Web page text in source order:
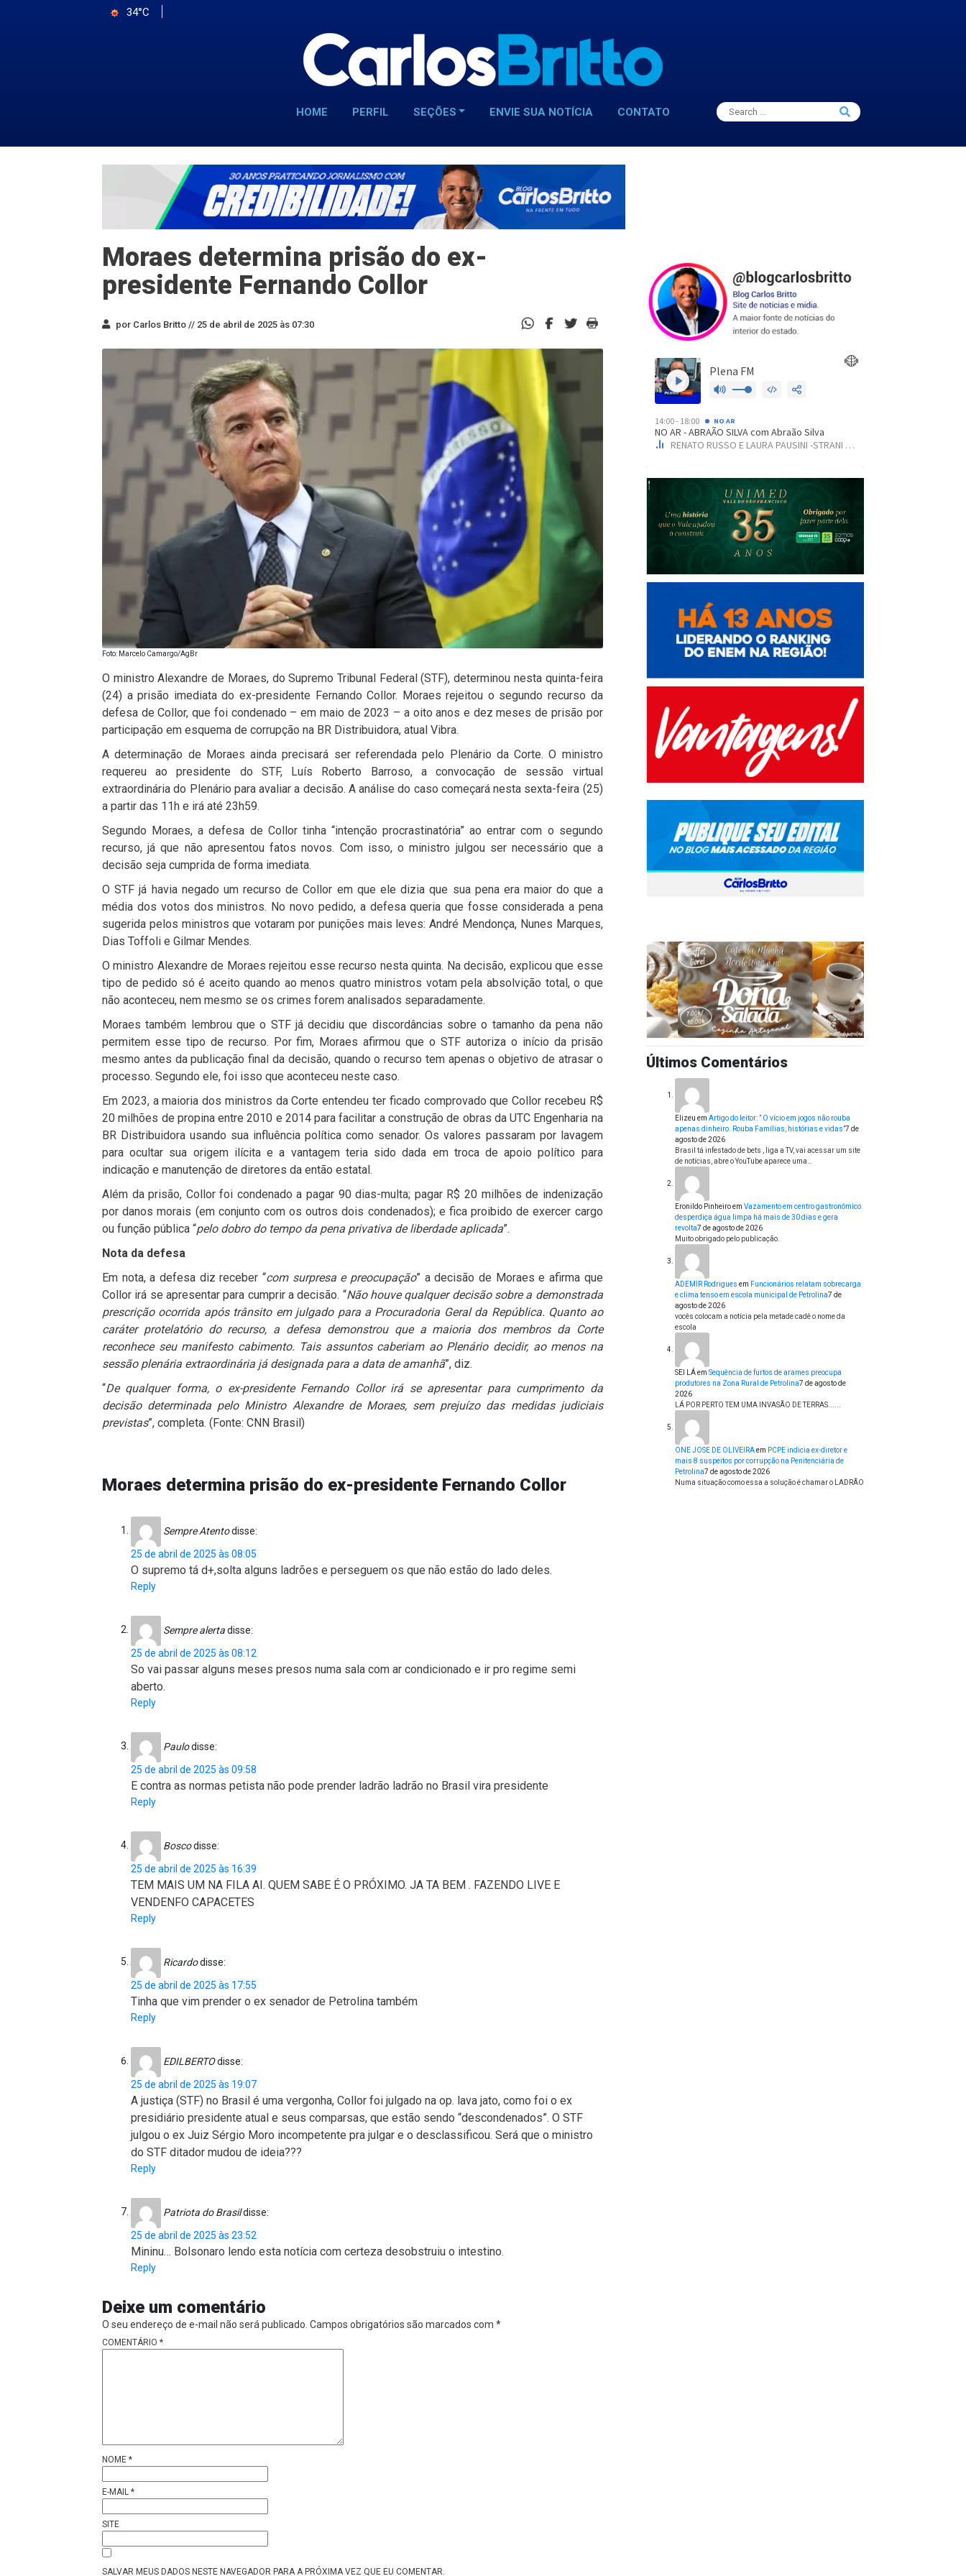
34°C
HOME PERFIL SEÇÕES ENVIE SUA NOTÍCIA CONTATO
Search
for:
Search
Moraes determina prisão do ex-
presidente Fernando Collor
por Carlos Britto // 25 de abril de 2025 às 07:30
Foto: Marcelo Camargo/AgBr
O ministro Alexandre de Moraes, do Supremo Tribunal Federal (STF), determinou nesta quinta-feira
(24) a prisão imediata do ex-presidente Fernando Collor. Moraes rejeitou o segundo recurso da
defesa de Collor, que foi condenado – em maio de 2023 – a oito anos e dez meses de prisão por
participação em esquema de corrupção na BR Distribuidora, atual Vibra.
A determinação de Moraes ainda precisará ser referendada pelo Plenário da Corte. O ministro
requereu ao presidente do STF, Luís Roberto Barroso, a convocação de sessão virtual
extraordinária do Plenário para avaliar a decisão. A análise do caso começará nesta sexta-feira (25)
a partir das 11h e irá até 23h59.
Segundo Moraes, a defesa de Collor tinha “intenção procrastinatória” ao entrar com o segundo
recurso, já que não apresentou fatos novos. Com isso, o ministro julgou ser necessário que a
decisão seja cumprida de forma imediata.
O STF já havia negado um recurso de Collor em que ele dizia que sua pena era maior do que a
média dos votos dos ministros. No novo pedido, a defesa queria que fosse considerada a pena
sugerida pelos ministros que votaram por punições mais leves: André Mendonça, Nunes Marques,
Dias Toffoli e Gilmar Mendes.
O ministro Alexandre de Moraes rejeitou esse recurso nesta quinta. Na decisão, explicou que esse
tipo de pedido só é aceito quando ao menos quatro ministros votam pela absolvição total, o que
não aconteceu, nem mesmo se os crimes forem analisados separadamente.
Moraes também lembrou que o STF já decidiu que discordâncias sobre o tamanho da pena não
permitem esse tipo de recurso. Por fim, Moraes afirmou que o STF autoriza o início da prisão
mesmo antes da publicação final da decisão, quando o recurso tem apenas o objetivo de atrasar o
processo. Segundo ele, foi isso que aconteceu neste caso.
Em 2023, a maioria dos ministros da Corte entendeu ter ficado comprovado que Collor recebeu R$
20 milhões de propina entre 2010 e 2014 para facilitar a construção de obras da UTC Engenharia na
BR Distribuidora usando sua influência política como senador. Os valores passaram por lavagem
para ocultar sua origem ilícita e a vantagem teria sido dada em troca de apoio político para
indicação e manutenção de diretores da então estatal.
Além da prisão, Collor foi condenado a pagar 90 dias-multa; pagar R$ 20 milhões de indenização
por danos morais (em conjunto com os outros dois condenados); e fica proibido de exercer cargo
ou função pública “pelo dobro do tempo da pena privativa de liberdade aplicada”.
Nota da defesa
Em nota, a defesa diz receber “com surpresa e preocupação” a decisão de Moraes e afirma que
Collor irá se apresentar para cumprir a decisão. “Não houve qualquer decisão sobre a demonstrada
prescrição ocorrida após trânsito em julgado para a Procuradoria Geral da República. Quanto ao
caráter protelatório do recurso, a defesa demonstrou que a maioria dos membros da Corte
reconhece seu manifesto cabimento. Tais assuntos caberiam ao Plenário decidir, ao menos na
sessão plenária extraordinária já designada para a data de amanhã”, diz.
“De qualquer forma, o ex-presidente Fernando Collor irá se apresentar para cumprimento da
decisão determinada pelo Ministro Alexandre de Moraes, sem prejuízo das medidas judiciais
previstas”, completa. (Fonte: CNN Brasil)
Moraes determina prisão do ex-presidente Fernando Collor
Sempre Atentodisse:
25 de abril de 2025 às 08:05
O supremo tá d+,solta alguns ladrões e perseguem os que não estão do lado deles.
Reply
Sempre alertadisse:
25 de abril de 2025 às 08:12
So vai passar alguns meses presos numa sala com ar condicionado e ir pro regime semi
aberto.
Reply
Paulodisse:
25 de abril de 2025 às 09:58
E contra as normas petista não pode prender ladrão ladrão no Brasil vira presidente
Reply
Boscodisse:
25 de abril de 2025 às 16:39
TEM MAIS UM NA FILA AI. QUEM SABE É O PRÓXIMO. JA TA BEM . FAZENDO LIVE E
VENDENFO CAPACETES
Reply
Ricardodisse:
25 de abril de 2025 às 17:55
Tinha que vim prender o ex senador de Petrolina também
Reply
EDILBERTOdisse:
25 de abril de 2025 às 19:07
A justiça (STF) no Brasil é uma vergonha, Collor foi julgado na op. lava jato, como foi o ex
presidiário presidente atual e seus comparsas, que estão sendo “descondenados”. O STF
julgou o ex Juiz Sérgio Moro incompetente pra julgar e o desclassificou. Será que o ministro
do STF ditador mudou de ideia???
Reply
Patriota do Brasildisse:
25 de abril de 2025 às 23:52
Mininu… Bolsonaro lendo esta notícia com certeza desobstruiu o intestino.
Reply
Deixe um comentário
O seu endereço de e-mail não será publicado. Campos obrigatórios são marcados com *
COMENTÁRIO *
NOME *
E-MAIL *
SITE
SALVAR MEUS DADOS NESTE NAVEGADOR PARA A PRÓXIMA VEZ QUE EU COMENTAR.
Últimos Comentários
Elizeu em Artigo do leitor: ” O vício em jogos não rouba
apenas dinheiro. Rouba Famílias, histórias e vidas”7 de
agosto de 2026
Brasil tá infestado de bets , liga a TV, vai acessar um site
de notícias, abre o YouTube aparece uma…
Eronildo Pinheiroem Vazamento em centro gastronômico
desperdiça água limpa há mais de 30 dias e gera
revolta7 de agosto de 2026
Muito obrigado pelo publicação.
ADEMIR Rodrigues em Funcionários relatam sobrecarga
e clima tenso em escola municipal de Petrolina7 de
agosto de 2026
vocês colocam a notícia pela metade cadê o nome da
escola
SEI LÁem Sequência de furtos de arames preocupa
produtores na Zona Rural de Petrolina7 de agosto de
2026
LÁ POR PERTO TEM UMA INVASÃO DE TERRAS......
ONE JOSE DE OLIVEIRAem PCPE indicia ex-diretor e
mais 8 suspeitos por corrupção na Penitenciária de
Petrolina7 de agosto de 2026
Numa situação como essa a solução é chamar o LADRÃO